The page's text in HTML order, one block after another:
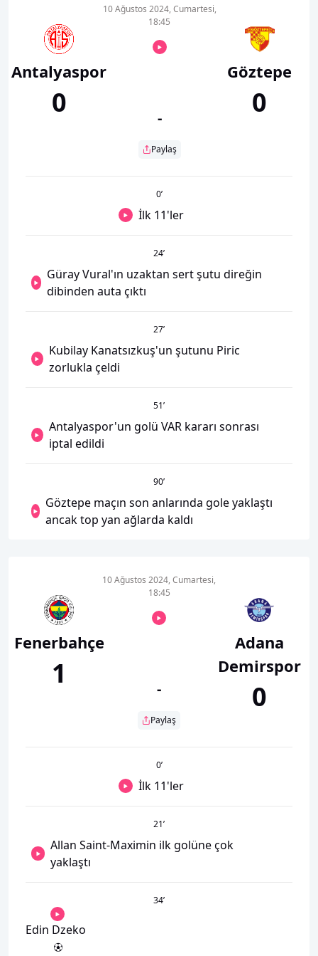
Antalyaspor
0
10 Ağustos 2024, Cumartesi,
18:45
-
Paylaş
Göztepe
0
0’
İlk 11'ler
24’
Güray Vural'ın uzaktan sert şutu direğin
dibinden auta çıktı
27’
Kubilay Kanatsızkuş'un şutunu Piric
zorlukla çeldi
51’
Antalyaspor'un golü VAR kararı sonrası
iptal edildi
90’
Göztepe maçın son anlarında gole yaklaştı
ancak top yan ağlarda kaldı
Fenerbahçe
1
10 Ağustos 2024, Cumartesi,
18:45
-
Paylaş
Adana
Demirspor
0
0’
İlk 11'ler
21’
Allan Saint-Maximin ilk golüne çok
yaklaştı
34’
Edin Dzeko